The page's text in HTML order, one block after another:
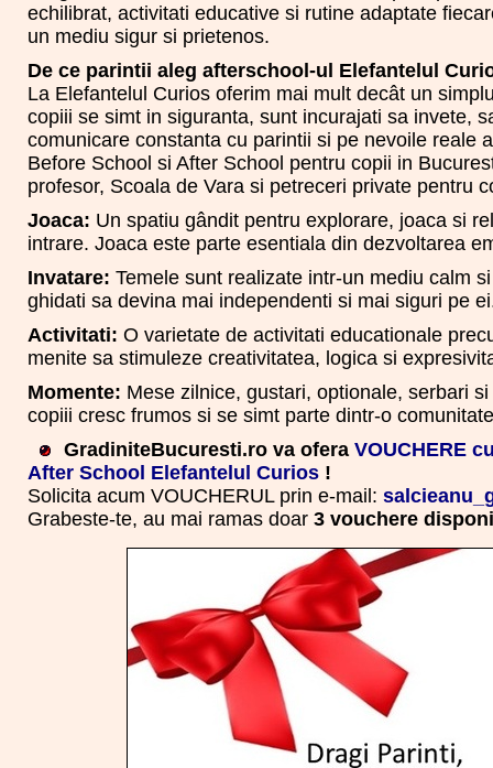
echilibrat, activitati educative si rutine adaptate
un mediu sigur si prietenos.
De ce parintii aleg afterschool-ul Elefantelul
La Elefantelul Curios oferim mai mult decât un
copiii se simt in siguranta, sunt incurajati sa invete,
comunicare constanta cu parintii si pe nevoile reale
Before School si After School pentru copii in
profesor, Scoala de Vara si petreceri private pentru
Joaca: Un spatiu gândit pentru explorare, joaca si
intrare. Joaca este parte esentiala din dezvoltarea
Invatare: Temele sunt realizate intr-un mediu calm
ghidati sa devina mai independenti si mai siguri pe
Activitati: O varietate de activitati educationale
menite sa stimuleze creativitatea, logica si
Momente: Mese zilnice, gustari, optionale, serbari
copiii cresc frumos si se simt parte dintr-o
GradiniteBucuresti.ro va ofera VOUCHERE
After School Elefantelul Curios !
Solicita acum VOUCHERUL prin e-mail:
Grabeste-te, au mai ramas doar 3 vouchere